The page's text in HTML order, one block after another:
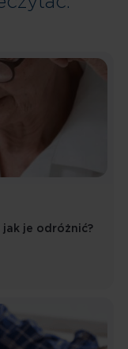
jak je odróżnić?